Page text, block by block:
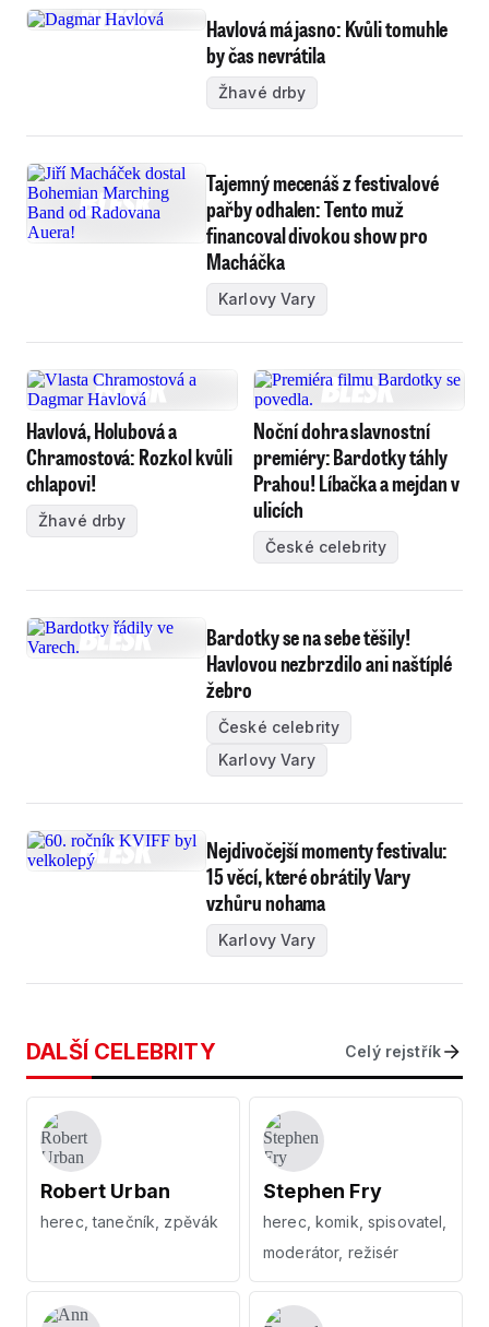
Havlová má jasno: Kvůli tomuhle
by čas nevrátila
Žhavé drby
Tajemný mecenáš z festivalové
pařby odhalen: Tento muž
financoval divokou show pro
Macháčka
Karlovy Vary
Havlová, Holubová a
Chramostová: Rozkol kvůli
chlapovi!
Žhavé drby
Noční dohra slavnostní
premiéry: Bardotky táhly
Prahou! Líbačka a mejdan v
ulicích
České celebrity
Bardotky se na sebe těšily!
Havlovou nezbrzdilo ani naštíplé
žebro
České celebrity
Karlovy Vary
Nejdivočejší momenty festivalu:
15 věcí, které obrátily Vary
vzhůru nohama
Karlovy Vary
DALŠÍ CELEBRITY Celý rejstřík
Robert Urban
herec, tanečník, zpěvák
Stephen Fry
herec, komik, spisovatel,
moderátor, režisér